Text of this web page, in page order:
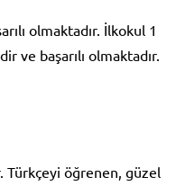
olmaktadır. İlkokul 1
başarılı olmaktadır.
Türkçeyi öğrenen, güzel